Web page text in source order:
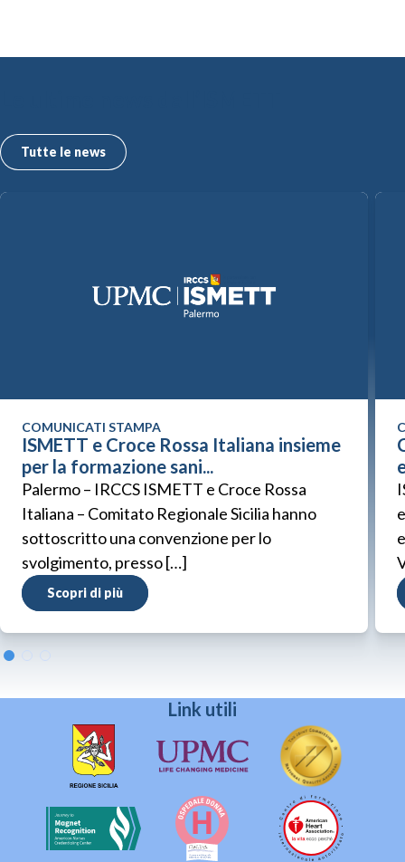
Tutte le news
COMUNICATI STAMPA
ISMETT e Croce Rossa Italiana insieme
per la formazione sani...
Palermo – IRCCS ISMETT e Croce Rossa
Italiana – Comitato Regionale Sicilia hanno
sottoscritto una convenzione per lo
svolgimento, presso […]
Scopri di più
Link utili